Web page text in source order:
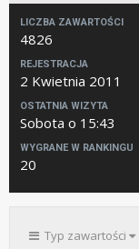
LICZBA ZAWARTOŚCI
4826
REJESTRACJA
2 Kwietnia 2011
OSTATNIA WIZYTA
Sobota o 15:43
WYGRANE W RANKINGU
20
Typ zawartości